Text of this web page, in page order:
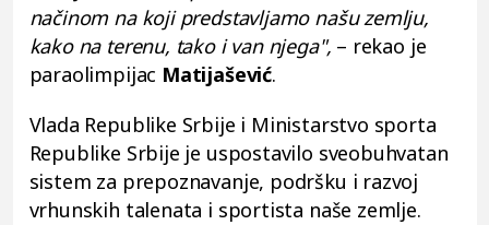
načinom na koji predstavljamo našu zemlju,
kako na terenu, tako i van njega", – rekao je
paraolimpijac Matijašević.
Vlada Republike Srbije i Ministarstvo sporta
Republike Srbije je uspostavilo sveobuhvatan
sistem za prepoznavanje, podršku i razvoj
vrhunskih talenata i sportista naše zemlje.